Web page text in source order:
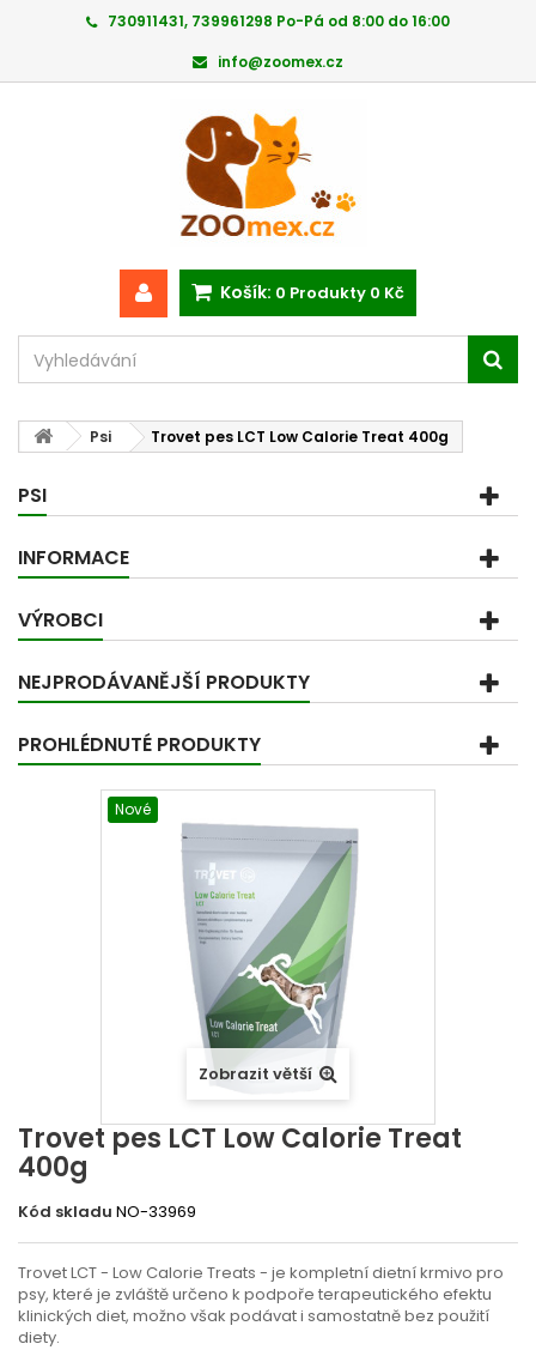
730911431, 739961298 Po-Pá od 8:00 do 16:00
info@zoomex.cz
Košík: 0 Produkty 0 Kč
Psi Trovet pes LCT Low Calorie Treat 400g
PSI
INFORMACE
VÝROBCI
NEJPRODÁVANĚJŠÍ PRODUKTY
PROHLÉDNUTÉ PRODUKTY
Nové
Zobrazit větší
Trovet pes LCT Low Calorie Treat
400g
Kód skladu NO-33969
Trovet LCT - Low Calorie Treats - je kompletní dietní krmivo pro
psy, které je zvláště určeno k podpoře terapeutického efektu
klinických diet, možno však podávat i samostatně bez použití
diety.